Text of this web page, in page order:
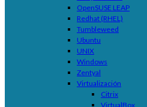
OpenSUSE LEAP
Redhat (RHEL)
Tumbleweed
Ubuntu
UNIX
Windows
Zentyal
Virtualización
Citrix
VirtualBox